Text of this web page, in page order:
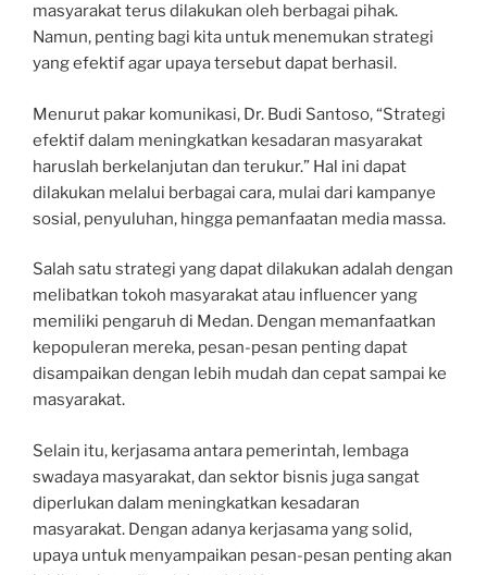
masyarakat terus dilakukan oleh berbagai pihak.
Namun, penting bagi kita untuk menemukan strategi
yang efektif agar upaya tersebut dapat berhasil.
Menurut pakar komunikasi, Dr. Budi Santoso, “Strategi
efektif dalam meningkatkan kesadaran masyarakat
haruslah berkelanjutan dan terukur.” Hal ini dapat
dilakukan melalui berbagai cara, mulai dari kampanye
sosial, penyuluhan, hingga pemanfaatan media massa.
Salah satu strategi yang dapat dilakukan adalah dengan
melibatkan tokoh masyarakat atau influencer yang
memiliki pengaruh di Medan. Dengan memanfaatkan
kepopuleran mereka, pesan-pesan penting dapat
disampaikan dengan lebih mudah dan cepat sampai ke
masyarakat.
Selain itu, kerjasama antara pemerintah, lembaga
swadaya masyarakat, dan sektor bisnis juga sangat
diperlukan dalam meningkatkan kesadaran
masyarakat. Dengan adanya kerjasama yang solid,
upaya untuk menyampaikan pesan-pesan penting akan